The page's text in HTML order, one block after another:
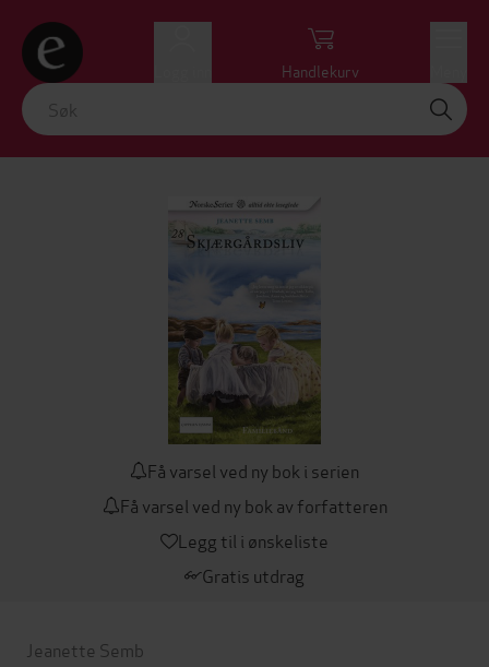
Handlekurv
Få varsel ved ny bok i serien
Få varsel ved ny bok av forfatteren
Legg til i ønskeliste
Gratis utdrag
Jeanette Semb